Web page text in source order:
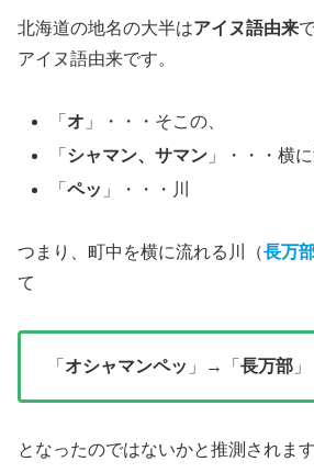
北海道の地名の大半はアイヌ語由来
アイヌ語由来です。
「 オ 」・・・そこの、
「 シャマン、サマン 」・・・横
「ペッ 」・・・川
つまり、町中を横に流れる川（長万部
て
「 オシャマンペッ 」→「 長万部 」
となったのではないかと推測されま